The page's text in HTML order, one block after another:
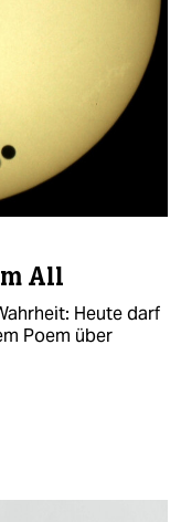
All
Heute darf
Poem über